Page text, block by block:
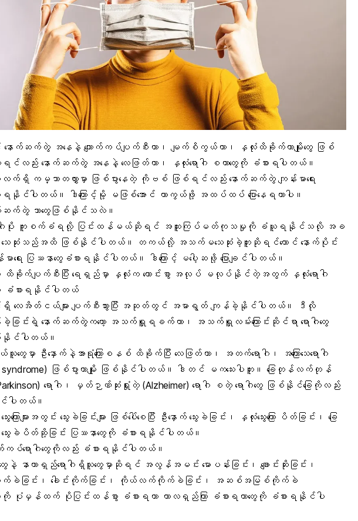
နောက်ဆက်တွဲ အနေနဲ့ ကျောက်ကပ်ပျက်စီးတာ၊ မျက်စိကွယ်တာ၊ နှလုံးထိခိုက်တာမျိုးတွေ ဖြစ်
ရင်လည်း နောက်ဆက်တွဲ အနေနဲ့ လေဖြတ်တာ၊ နှလုံးရောဂါ စတာတွေကို ခံစားရပါတယ်။
ရှိ ကမ္ဘာတလွှားမှာ ဖြစ်ပွားနေတဲ့ ကိုဗစ် ဖြစ်ရင်လည်း နောက်ဆက်တွဲ ကျန်းမာရေး
းရနိုင်ပါတယ်။ ဒါကြောင့်မို့ မဖြစ်အောင် ကာကွယ်ဖို့ အထပ်ထပ် ပြောနေရတာပါ။
ဆက်တွဲ ဘာတွေဖြစ်နိုင်သလဲ။
ဂါပိုး ကူးစက်ခံရလို့ ပြင်းထန်မယ်ဆိုရင် အထူးကြပ်မတ်ကုသမှုကို ခံယူရနိုင်သလို အခ
ဆုံးသည်အထိ ဖြစ်နိုင်ပါတယ်။ တကယ်လို့ အသက်မသေဆုံးခဲ့ဘူးဆိုရင်တောင် နောက်ပိုင်း
ာရေး ပြဿနာတွေခံစားရနိုင်ပါတယ်။ ဒါကြောင့် မပေါ့ဆဖို့ ပြောချင်ပါတယ်။
ား ထိခိုက်ပျက်စီးပြီး ရေရှည်မှာ နှလုံးက ကောင်းစွာ အလုပ် မလုပ်နိုင်တဲ့အတွက် နှလုံးရောဂါ
ျိုး ခံစားရနိုင်ပါတယ်
အိတ်ငယ်များ ပျက်စီးသွားပြီး အဆုတ်တွင် အမာရွတ်ကျန်ခဲ့နိုင်ပါတယ်။ ဒီလို
ခြင်းရဲ့ နောက်ဆက်တွဲကတော့ အသက်ရှူရခက်တာ၊ အသက်ရှူလမ်းကြောင်းဆိုင်ရာ ရောဂါတွေ
စ်နိုင်ပါတယ်။
တွေမှာ ဦးနှောက်နဲ့အာရုံကြောစနစ် ထိခိုက်ပြီး လေဖြတ်တာ၊ အတက်ရောဂါ၊ အကြောသေရောဂါ
syndrome) ဖြစ်ပွားတာမျိုး ဖြစ်နိုင်ပါတယ်။ ဒါတင် မကသေးပါဘူး။ ခြေတုန်လက်တုန်
ရောဂါ၊
မှတ်ဉာဏ်ဆုံးရှုံးတဲ့ (Alzheimer) ရောဂါ စတဲ့ ရောဂါတွေ ဖြစ်နိုင်ခြေကိုလည်း
ပါတယ်။
သွေးကြောများ အတွင်း သွေးခဲခြင်းများ ဖြစ်ပေါ်စေပြီး ဦးနှောက်သွေးခဲခြင်း၊ နှလုံးသွေးကြော ပိတ်ခြင်း၊ ခြေ​
ြော သွေးခဲပိတ်ဆို့ခြင်း ပြဿနာတွေကို ခံစားရနိုင်ပါတယ်။
က်ကပ်ရောဂါတွေကိုလည်း ခံစားရနိုင်ပါတယ်။
ေနဲ့ နာတာရှည်ရောဂါ ရှိသူတွေမှာဆိုရင် အလွန်အမင်း မောပန်းခြင်း၊ ချောင်းဆိုးခြင်း ၊
ခြင်း၊ ခေါင်းကိုက်ခြင်း ၊ ကိုယ်လက်ကိုက်ခဲခြင်း၊
အဆစ်အမြစ်ကိုက်ခဲ
ားကို ပုံမှန်ထက် ပိုပြင်းထန်စွာ ခံစားရတာ ကာလရှည်ကြာ ခံစားရတာတွေကို ခံစားရနိုင်ပါ